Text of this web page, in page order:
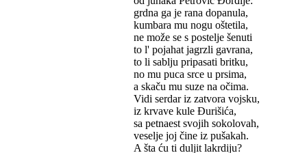
grdna ga je rana dopanula,
kumbara mu nogu oštetila,
ne može se s postelje šenuti
to l' pojahat jagrzli gavrana,
to li sablju pripasati britku,
no mu puca srce u prsima,
a skaču mu suze na očima.
Vidi serdar iz zatvora vojsku,
iz krvave kule Đurišića,
sa petnaest svojih sokolovah,
veselje joj čine iz pušakah.
A šta ću ti duljit lakrdiju?